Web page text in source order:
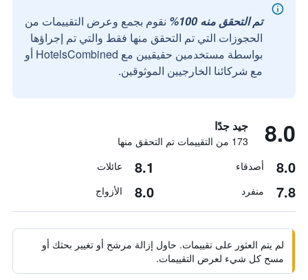
تم التحقق منه 100%
نقوم بجمع وعرض التقييمات من
الحجوزات التي تم التحقق منها فقط والتي تم إجراؤها
بواسطة مستخدمين حقيقيين مع HotelsCombined أو
مع شركائنا الخارجيين الموثوقين.
8.0 جيد جدًا
173 من التقييمات تم التحقق منها
8.0 أصدقاء 8.1 عائلات
7.8 منفرد 8.0 الأزواج
لم يتم العثور على تقييمات. حاول إزالة مرشح أو تغيير بحثك أو
مسح كل شيء لعرض التقييمات.